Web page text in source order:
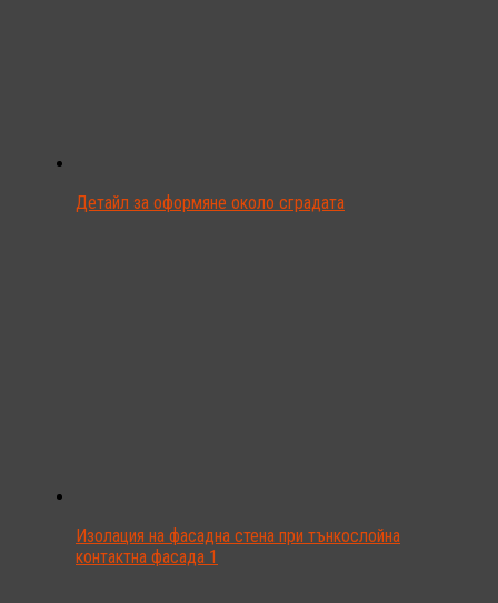
Детайл за оформяне около сградата
Изолация на фасадна стена при тънкослойна
контактна фасада 1